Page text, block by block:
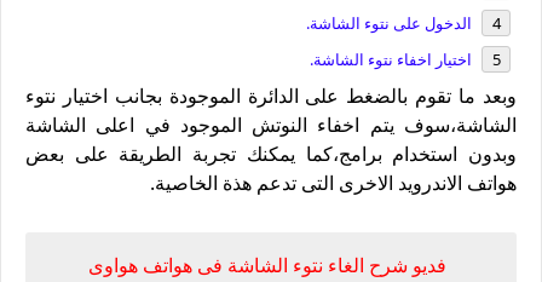
الدخول على نتوء الشاشة.
اختيار اخفاء نتوء الشاشة.
وبعد ما تقوم بالضغط على الدائرة الموجودة بجانب اختيار نتوء
الشاشة،سوف يتم اخفاء النوتش الموجود في اعلى الشاشة
وبدون استخدام برامج،كما يمكنك تجربة الطريقة على بعض
هواتف الاندرويد الاخرى التى تدعم هذة الخاصية.
فديو شرح الغاء نتوء الشاشة فى هواتف هواوى